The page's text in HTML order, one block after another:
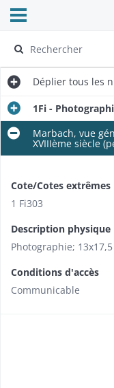
Ouvrir le menu
Déplier tous les
1Fi -
Marbach, vue
XVIIIème siècle
Cote/Cotes extrêmes
1 Fi303
Description physique
Photographie; 13x17,5
Conditions d'accès
Communicable